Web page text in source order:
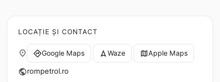
LOCAȚIE ȘI CONTACT
place directionsGoogle Maps navigation Waze mapApple Maps
publicrompetrol.ro